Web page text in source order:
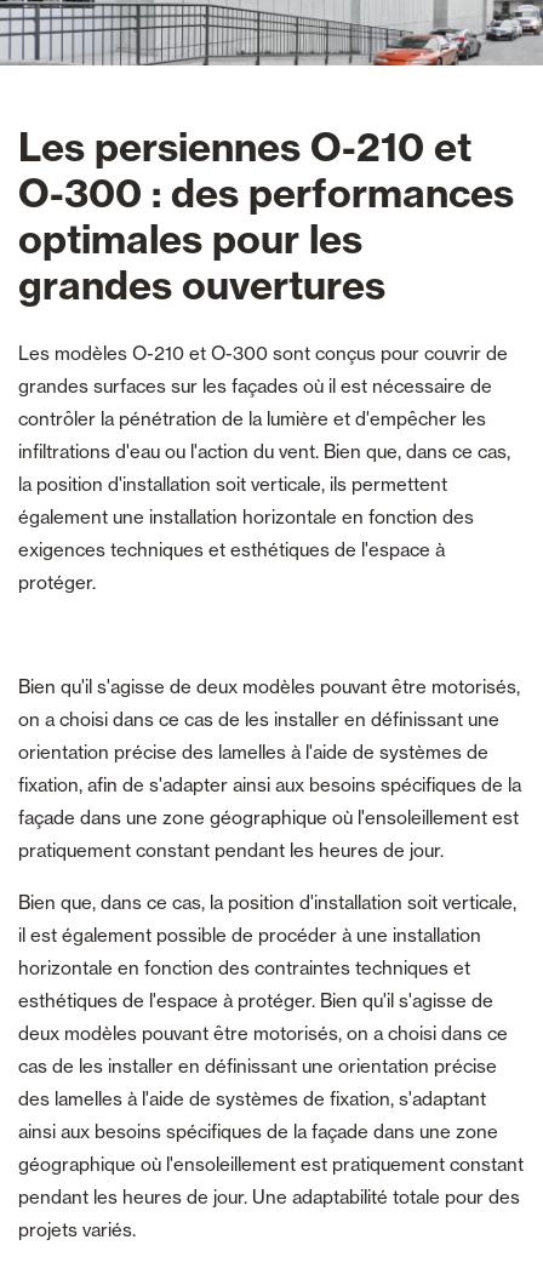
Les persiennes O-210 et
O-300 : des performances
optimales pour les
grandes ouvertures
Les modèles O-210 et O-300 sont conçus pour couvrir de
grandes surfaces sur les façades où il est nécessaire de
contrôler la pénétration de la lumière et d'empêcher les
infiltrations d'eau ou l'action du vent. Bien que, dans ce cas,
la position d'installation soit verticale, ils permettent
également une installation horizontale en fonction des
exigences techniques et esthétiques de l'espace à
protéger.
Bien qu'il s'agisse de deux modèles pouvant être motorisés,
on a choisi dans ce cas de les installer en définissant une
orientation précise des lamelles à l'aide de systèmes de
fixation, afin de s'adapter ainsi aux besoins spécifiques de la
façade dans une zone géographique où l'ensoleillement est
pratiquement constant pendant les heures de jour.
Bien que, dans ce cas, la position d'installation soit verticale,
il est également possible de procéder à une installation
horizontale en fonction des contraintes techniques et
esthétiques de l'espace à protéger. Bien qu'il s'agisse de
deux modèles pouvant être motorisés, on a choisi dans ce
cas de les installer en définissant une orientation précise
des lamelles à l'aide de systèmes de fixation, s'adaptant
ainsi aux besoins spécifiques de la façade dans une zone
géographique où l'ensoleillement est pratiquement constant
pendant les heures de jour. Une adaptabilité totale pour des
projets variés.